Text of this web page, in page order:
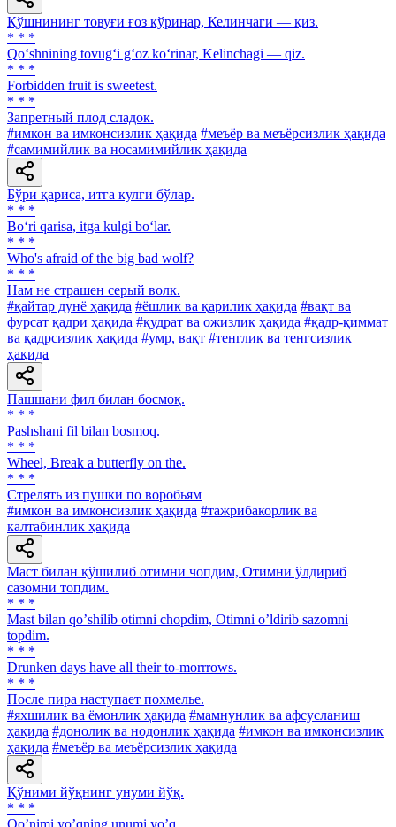
Қўшнининг товуғи ғоз кўринар, Келинчаги — қиз.
* * *
Qo‘shnining tovug‘i g‘oz ko‘rinar, Kelinchagi — qiz.
* * *
Forbidden fruit is sweetest.
* * *
Запретный плод сладок.
#имкон ва имконсизлик ҳақида #меъёр ва меъёрсизлик ҳақида
#самимийлик ва носамимийлик ҳақида
Бўри қариса, итга кулги бўлар.
* * *
Bo‘ri qarisa, itga kulgi bo‘lar.
* * *
Who's afraid of the big bad wolf?
* * *
Нам не страшен серый волк.
#қайтар дунё ҳақида #ёшлик ва қарилик ҳақида #вақт ва
фурсат қадри ҳақида #қудрат ва ожизлик ҳақида #қадр-қиммат
ва қадрсизлик ҳақида #умр, вақт #тенглик ва тенгсизлик
ҳақида
Пашшани фил билан босмоқ.
* * *
Pashshani fil bilan bosmoq.
* * *
Wheel, Break a butterfly on the.
* * *
Стрелять из пушки по воробьям
#имкон ва имконсизлик ҳақида #тажрибакорлик ва
калтабинлик ҳақида
Маст билан қўшилиб отимни чопдим, Отимни ўлдириб
сазомни топдим.
* * *
Mast bilan qoʼshilib otimni chopdim, Otimni oʼldirib sazomni
topdim.
* * *
Drunken days have all their to-morrrows.
* * *
После пира наступает похмелье.
#яхшилик ва ёмонлик ҳақида #мамнунлик ва афсусланиш
ҳақида #донолик ва нодонлик ҳақида #имкон ва имконсизлик
ҳақида #меъёр ва меъёрсизлик ҳақида
Қўними йўқнинг унуми йўқ.
* * *